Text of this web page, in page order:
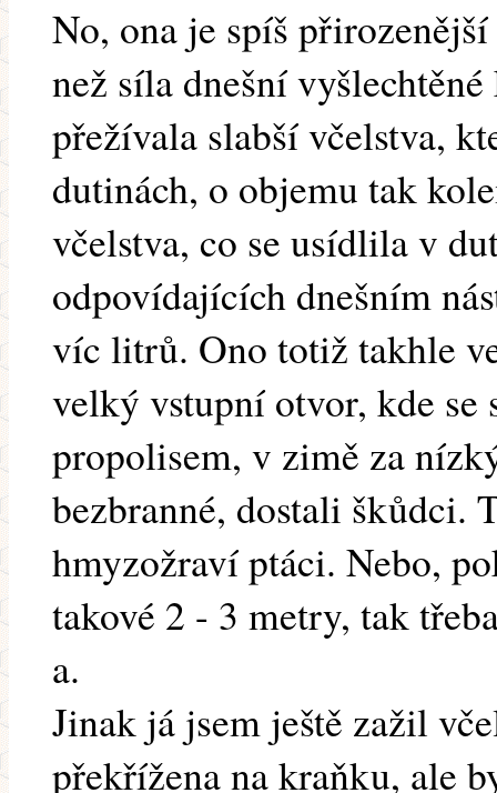
No, ona je spíš
než síla dnešní
přežívala slabší včelstva,
dutinách, o objemu tak
včelstva, co se usídlila v
odpovídajících dnešním
víc litrů. Ono totiž takhle
velký vstupní otvor, kde se
propolisem, v zimě za
bezbranné, dostali škůdci.
hmyzožraví ptáci. Nebo,
takové 2 - 3 metry, tak
a.
Jinak já jsem ještě zažil
překřížena na kraňku, ale